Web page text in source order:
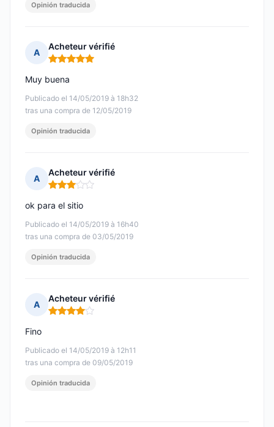
Opinión traducida
A
Acheteur vérifié
Nota: 5 de 5
Publicado el 14/05/2019 à 18h32
tras una compra de 12/05/2019
Muy buena
Opinión traducida
A
Acheteur vérifié
Nota: 3 de 5
Publicado el 14/05/2019 à 16h40
tras una compra de 03/05/2019
ok para el sitio
Opinión traducida
A
Acheteur vérifié
Nota: 4 de 5
Publicado el 14/05/2019 à 12h11
tras una compra de 09/05/2019
Fino
Opinión traducida